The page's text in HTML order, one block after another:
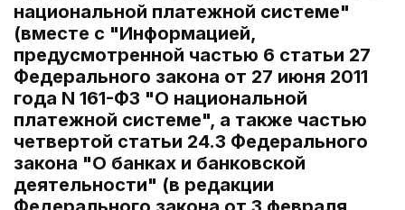
национальной платежной системе"
(вместе с "Информацией,
предусмотренной частью 6 статьи 27
Федерального закона от 27 июня 2011
года N 161-ФЗ "О национальной
платежной системе", а также частью
четвертой статьи 24.3 Федерального
закона "О банках и банковской
деятельности" (в редакции